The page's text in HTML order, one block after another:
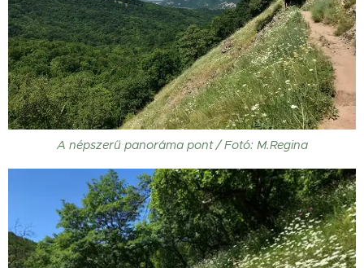
A népszerű panoráma pont / Fotó: M.Regina